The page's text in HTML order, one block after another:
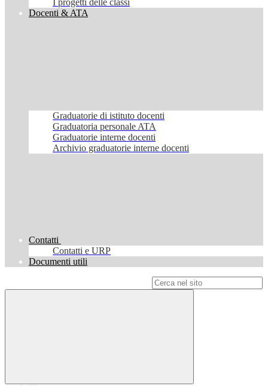
I progetti delle classi
Docenti & ATA
Graduatorie di istituto docenti
Graduatoria personale ATA
Graduatorie interne docenti
Archivio graduatorie interne docenti
Contatti
Contatti e URP
Documenti utili